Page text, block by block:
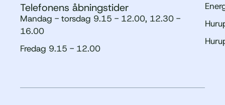
Telefonens åbningstider
Mandag - torsdag 9.15 - 12.00, 12.30 -
16.00
Fredag 9.15 - 12.00